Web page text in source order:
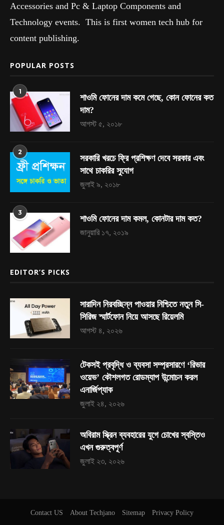
Accessories and Pc & Laptop Components and
Technology events. This is first women tech hub for
content publishing.
POPULAR POSTS
1
শাওমি ফোনের দাম কমে গেছে, কোন ফোনের কত
দাম?
আগস্ট ৫, ২০১৮
2
সরকারি খরচে ফ্রি প্রশিক্ষণ দেবে সরকার এবং
সাথে চাকরির সুযোগ
জুলাই ৯, ২০১৮
3
শাওমি ফোনের দাম কমল, কোনটার দাম কত?
জানুয়ারি ১৭, ২০১৯
EDITOR’S PICKS
সারাদিন নিরবচ্ছিন্ন পাওয়ার নিশ্চিতে নতুন সি-
সিরিজ স্মার্টফোন নিয়ে আসছে রিয়েলমি
আগস্ট ৪, ২০২৬
টেকসই প্রবৃদ্ধি ও ব্যবসা সম্প্রসারণে ‘রিভার
ওয়েভ’ কৌশলগত রোডম্যাপ উন্মোচন করল
এনার্জিপ্যাক
জুলাই ২৪, ২০২৬
অবিরাম স্ক্রিন ব্যবহারের যুগে চোখের স্বস্তিও
এখন গুরুত্বপূর্ণ
জুলাই ২৩, ২০২৬
Contact US About Techjano Sitemap Privacy Policy